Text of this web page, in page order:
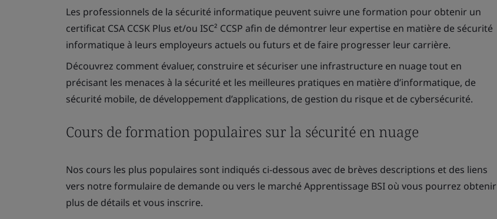
Les professionnels de la sécurité informatique peuvent suivre une formation pour obtenir un
certificat CSA CCSK Plus et/ou ISC² CCSP afin de démontrer leur expertise en matière de sécurité
informatique à leurs employeurs actuels ou futurs et de faire progresser leur carrière.
Découvrez comment évaluer, construire et sécuriser une infrastructure en nuage tout en
précisant les menaces à la sécurité et les meilleures pratiques en matière d’informatique, de
sécurité mobile, de développement d’applications, de gestion du risque et de cybersécurité.
Cours de formation populaires sur la sécurité en nuage
Nos cours les plus populaires sont indiqués ci-dessous avec de brèves descriptions et des liens
vers notre formulaire de demande ou vers le marché Apprentissage BSI où vous pourrez obtenir
plus de détails et vous inscrire.